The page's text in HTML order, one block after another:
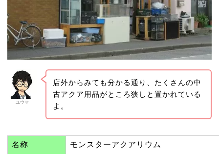
ユウマ
店外からみても分かる通り、たくさんの中
古アクア用品がところ狭しと置かれている
よ。
名称 モンスターアクアリウム